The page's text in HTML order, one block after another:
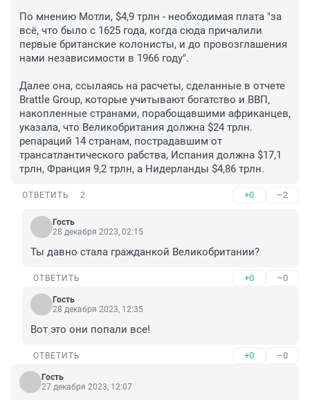
По мнению Мотли, $4,9 трлн - необходимая плата "за
всё, что было с 1625 года, когда сюда причалили
первые британские колонисты, и до провозглашения
нами независимости в 1966 году".
Далее она, ссылаясь на расчеты, сделанные в отчете
Brattle Group, которые учитывают богатство и ВВП,
накопленные странами, порабощавшими африканцев,
указала, что Великобритания должна $24 трлн.
репараций 14 странам, пострадавшим от
трансатлантического рабства, Испания должна $17,1
трлн, Франция 9,2 трлн, а Нидерланды $4,86 трлн.
ОТВЕТИТЬ 2 +0 –2
Гость
28 декабря 2023, 02:15
Ты давно стала гражданкой Великобритании?
ОТВЕТИТЬ +0 –0
Гость
28 декабря 2023, 12:35
Вот это они попали все!
ОТВЕТИТЬ +0 –0
Гость
27 декабря 2023, 12:07